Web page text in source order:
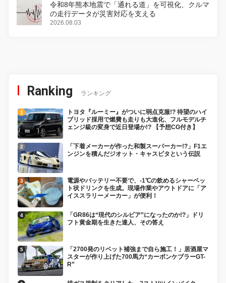
令和8年熊本地震で「通れる道」を可視化、クルマ
の走行データが災害対応を支える
2026.08.03
Ranking ランキング
トヨタ『ルーミー』がついに弱点克服!? 待望のハイ
ブリッド採用で燃費も走りも大進化、フルモデルチ
ェンジ級の変身で近日登場か!? 【予想CG付き】
「下着メーカーが作った和製スーパーカー!?」F1エ
ンジンを積んだジオット・キャスピタという伝説
電源やバッテリー不要で、-1℃の飲めるシャーベッ
ト状ドリンクを生成。現場作業やアウトドアに「ア
イススラリーメーカー」が便利！
「GR86は“現代のシルビア”になったのか!?」ドリ
フト黄金期を生きた達人、その答え
「2700発のリベット補強まで自ら施工！」居酒屋マ
スターが作り上げた700馬力“カーボンケブラーGT-
R”